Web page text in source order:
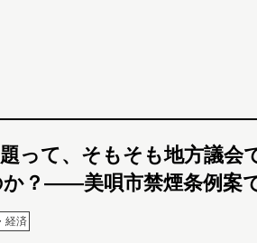
って、そもそも地方議会
か？――美唄市禁煙条例案
経済